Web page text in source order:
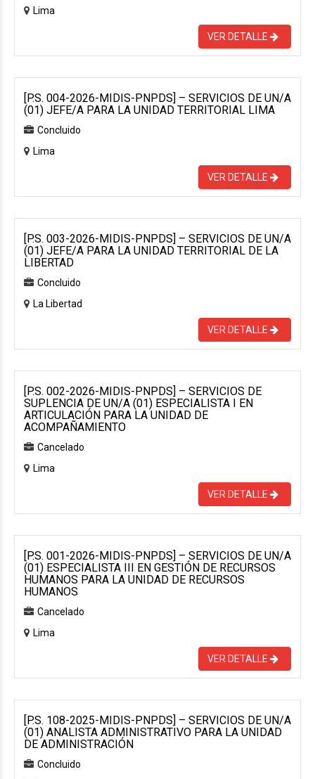
Lima
VER DETALLE
[P.S. 004-2026-MIDIS-PNPDS] – SERVICIOS DE UN/A
(01) JEFE/A PARA LA UNIDAD TERRITORIAL LIMA
Concluido
Lima
VER DETALLE
[P.S. 003-2026-MIDIS-PNPDS] – SERVICIOS DE UN/A
(01) JEFE/A PARA LA UNIDAD TERRITORIAL DE LA
LIBERTAD
Concluido
La Libertad
VER DETALLE
[P.S. 002-2026-MIDIS-PNPDS] – SERVICIOS DE
SUPLENCIA DE UN/A (01) ESPECIALISTA I EN
ARTICULACIÓN PARA LA UNIDAD DE
ACOMPAÑAMIENTO
Cancelado
Lima
VER DETALLE
[P.S. 001-2026-MIDIS-PNPDS] – SERVICIOS DE UN/A
(01) ESPECIALISTA III EN GESTIÓN DE RECURSOS
HUMANOS PARA LA UNIDAD DE RECURSOS
HUMANOS
Cancelado
Lima
VER DETALLE
[P.S. 108-2025-MIDIS-PNPDS] – SERVICIOS DE UN/A
(01) ANALISTA ADMINISTRATIVO PARA LA UNIDAD
DE ADMINISTRACIÓN
Concluido